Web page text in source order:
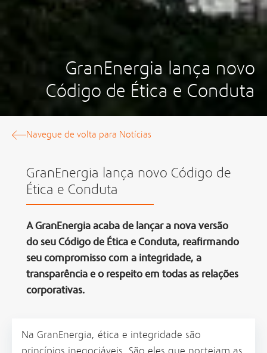
GranEnergia lança novo
Código de Ética e Conduta
Navegue de volta para Notícias
GranEnergia lança novo Código de
Ética e Conduta
A GranEnergia acaba de lançar a nova versão
do seu Código de Ética e Conduta, reafirmando
seu compromisso com a integridade, a
transparência e o respeito em todas as relações
corporativas.
Na GranEnergia, ética e integridade são